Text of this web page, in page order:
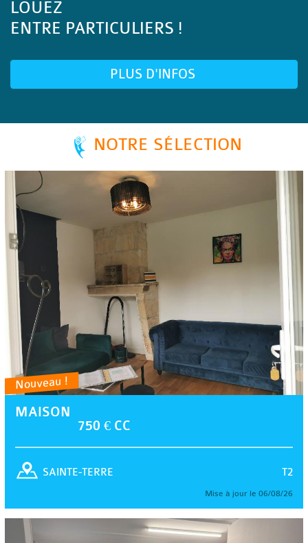
LOUEZ
ENTRE PARTICULIERS !
PLUS D'INFOS
NOTRE SÉLECTION
Nouveau !
MAISON
750 € CC
T2
SAINTE-TERRE
Mise à jour le 06/08/26